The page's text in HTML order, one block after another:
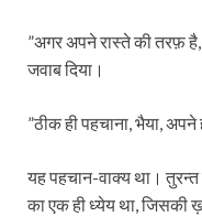
”अगर अपने रास्ते की तरफ़
जवाब दिया।
”ठीक ही पहचाना, भैया,
यह पहचान-वाक्य था। तुरन्त
का एक ही ध्येय था, जिसकी